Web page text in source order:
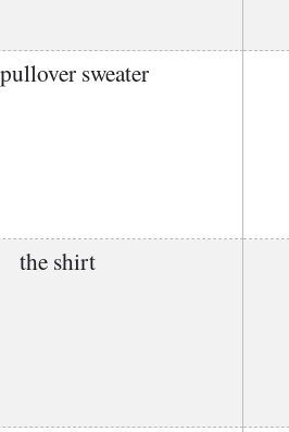
sweater
the shirt